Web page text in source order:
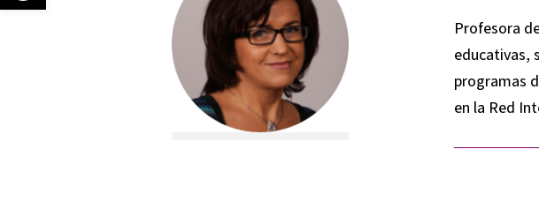
Profesora
educativas,
programas
en la Red